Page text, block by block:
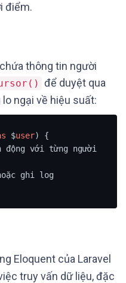
điểm.
thông tin người
để duyệt qua
ngại về hiệu suất:
$user) {
động với từng người
ghi log
Eloquent của Laravel
truy vấn dữ liệu, đặc